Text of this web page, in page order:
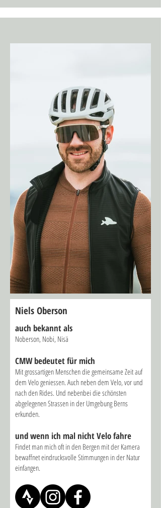
Niels Oberson
auch bekannt als
Noberson, Nobi, Nisä
CMW bedeutet für mich
Mit grossartigen Menschen die gemeinsame Zeit auf
dem Velo geniessen. Auch neben dem Velo, vor und
nach den Rides. Und nebenbei die schönsten
abgelegenen Strassen in der Umgebung Berns
erkunden.
und wenn ich mal nicht Velo fahre
Findet man mich oft in den Bergen mit der Kamera
bewaffnet eindrucksvolle Stimmungen in der Natur
einfangen.